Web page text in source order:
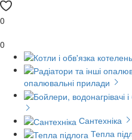
0
0
опалювальні прилади
Сантехніка
Тепла